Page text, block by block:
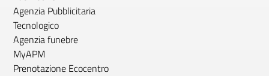
Agenzia Pubblicitaria
Tecnologico
Agenzia funebre
MyAPM
Prenotazione Ecocentro